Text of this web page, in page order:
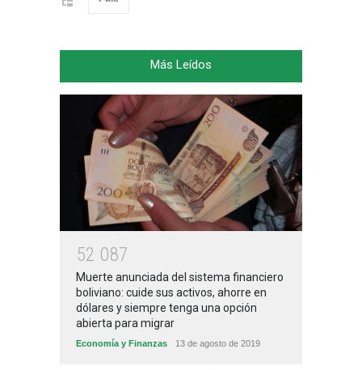
Más Leídos
52 087
Muerte anunciada del sistema financiero
boliviano: cuide sus activos, ahorre en
dólares y siempre tenga una opción
abierta para migrar
Economía y Finanzas 13 de agosto de 2019